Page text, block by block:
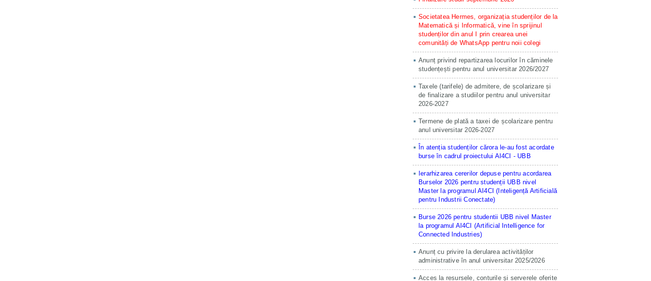
Societatea Hermes, organizația studenților de la
Matematică și Informatică, vine în sprijinul
studenților din anul I prin crearea unei
comunități de WhatsApp pentru noii colegi
Anunț privind repartizarea locurilor în căminele
studențești pentru anul universitar 2026/2027
Taxele (tarifele) de admitere, de școlarizare și
de finalizare a studiilor pentru anul universitar
2026-2027
Termene de plată a taxei de școlarizare pentru
anul universitar 2026-2027
În atenția studenților cărora le-au fost acordate
burse în cadrul proiectului AI4CI - UBB
Ierarhizarea cererilor depuse pentru acordarea
Burselor 2026 pentru studenții UBB nivel
Master la programul AI4CI (Inteligență Artificială
pentru Industrii Conectate)
Burse 2026 pentru studentii UBB nivel Master
la programul AI4CI (Artificial Intelligence for
Connected Industries)
Anunț cu privire la derularea activităților
administrative în anul universitar 2025/2026
Acces la resursele, conturile și serverele oferite